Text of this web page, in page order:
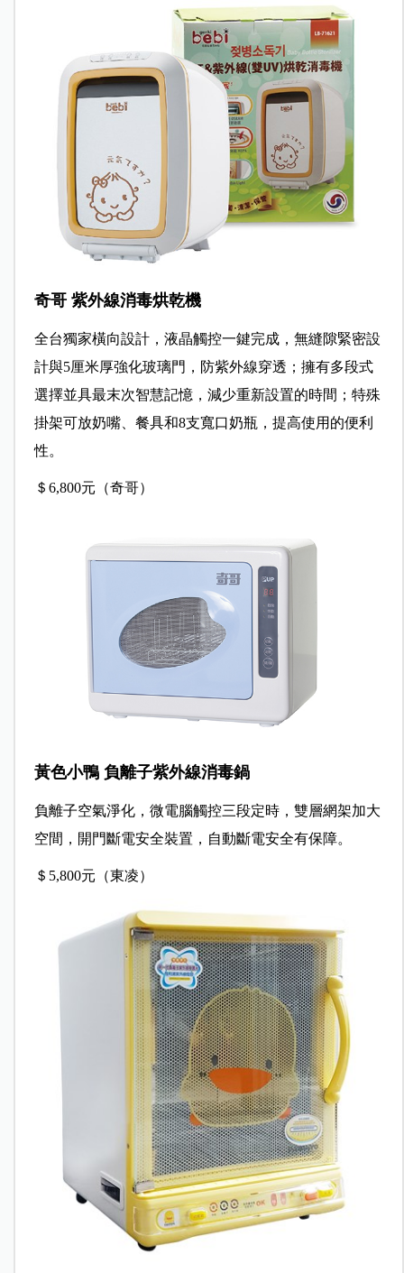
奇哥 紫外線消毒烘乾機
全台獨家橫向設計，液晶觸控一鍵完成，無縫隙緊密設
計與5厘米厚強化玻璃門，防紫外線穿透；擁有多段式
選擇並具最末次智慧記憶，減少重新設置的時間；特殊
掛架可放奶嘴、餐具和8支寬口奶瓶，提高使用的便利
性。
＄6,800元（奇哥）
黃色小鴨 負離子紫外線消毒鍋
負離子空氣淨化，微電腦觸控三段定時，雙層網架加大
空間，開門斷電安全裝置，自動斷電安全有保障。
＄5,800元（東凌）